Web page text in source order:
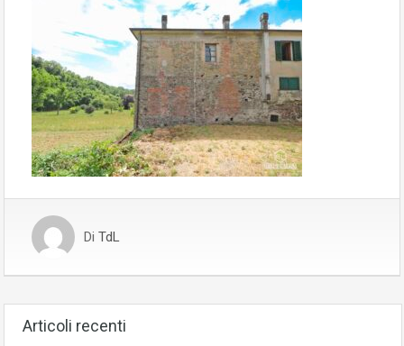
Di TdL
Articoli recenti